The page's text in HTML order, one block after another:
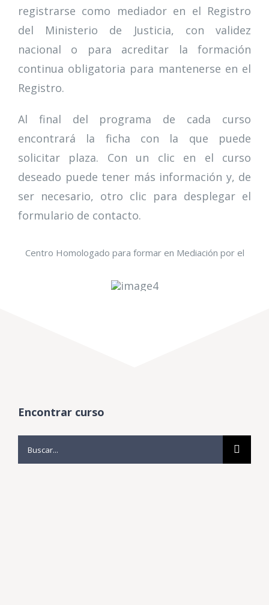
registrarse como mediador en el Registro
del Ministerio de Justicia, con validez
nacional o para acreditar la formación
continua obligatoria para mantenerse en el
Registro.
Al final del programa de cada curso
encontrará la ficha con la que puede
solicitar plaza. Con un clic en el curso
deseado puede tener más información y, de
ser necesario, otro clic para desplegar el
formulario de contacto.
Centro Homologado para formar en Mediación por el
Encontrar curso
Buscar: